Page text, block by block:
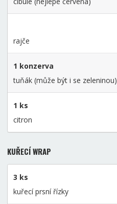
rajče
1 konzerva
tuňák (může být i se zeleninou)
1 ks
citron
KUŘECÍ WRAP
3 ks
kuřecí prsní řízky